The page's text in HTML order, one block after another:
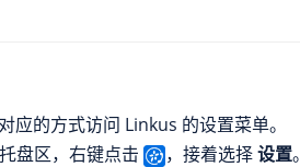
应的方式访问 Linkus 的设置菜单。
盘区，右键点击 ，接着选择设置。